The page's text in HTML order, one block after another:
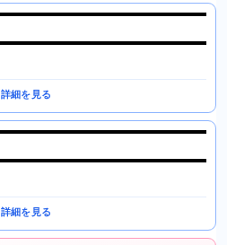
詳細を見る
詳細を見る